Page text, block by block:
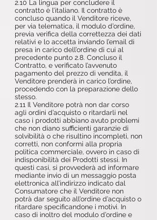
2.10 La lingua per concludere il
contratto è l’italiano. Il contratto è
concluso quando il Venditore riceve,
per via telematica, il modulo d’ordine,
previa verifica della correttezza dei dati
relativi e lo accetta inviando l’email di
presa in carico dell’ordine di cui al
precedente punto 2.8. Concluso il
Contratto, e verificato l’avvenuto
pagamento del prezzo di vendita, il
Venditore prenderà in carico l’ordine,
procedendo con la preparazione dello
stesso.
2.11 Il Venditore potrà non dar corso
agli ordini d’acquisto o ritardarli nel
caso i prodotti abbiano avuto problemi
che non diano sufficienti garanzie di
solvibilità o che risultino incompleti, non
corretti, non conformi alla propria
politica commerciale, ovvero in caso di
indisponibilità dei Prodotti stessi. In
questi casi, si provvederà ad informare
mediante invio di un messaggio posta
elettronica all’indirizzo indicato dal
Consumatore che il Venditore non
potrà dar seguito all’ordine d’acquisto o
ritardare specificandone i motivi. In
caso di inoltro del modulo d’ordine e